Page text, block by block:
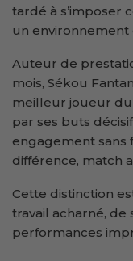
tardé à s’imposer
un
Auteur de
mois, Sékou
meilleur joueur du
par ses buts
engagement sans
différence, match
Cette distinction
travail acharné, de
performances